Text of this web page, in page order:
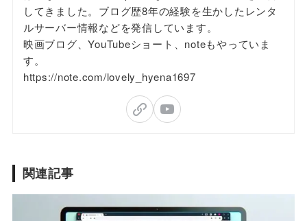
してきました。ブログ歴8年の経験を生かしたレンタ
ルサーバー情報などを発信しています。
映画ブログ、YouTubeショート、noteもやっていま
す。
https://note.com/lovely_hyena1697
関連記事